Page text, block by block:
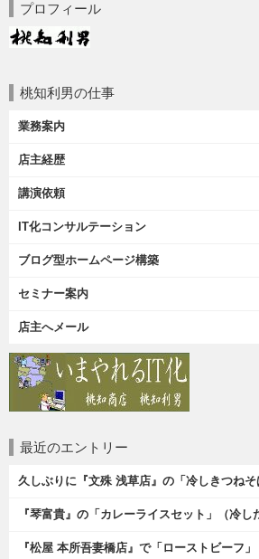
プロフィール
桃知利男の仕事
業務案内
店主経歴
講演依頼
IT化コンサルテーション
ブログ型ホームページ構築
セミナー案内
店主へメール
最近のエントリー